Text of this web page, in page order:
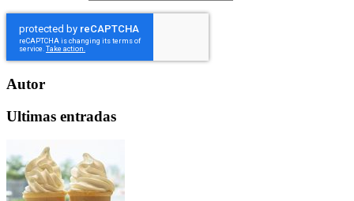
Autor
Ultimas entradas